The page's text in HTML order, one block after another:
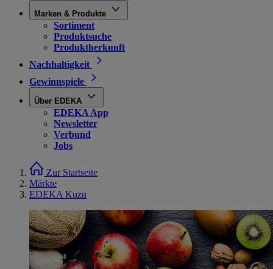
Marken & Produkte
Sortiment
Produktsuche
Produktherkunft
Nachhaltigkeit
Gewinnspiele
Über EDEKA
EDEKA App
Newsletter
Verbund
Jobs
Zur Startseite
Märkte
EDEKA Kuzu